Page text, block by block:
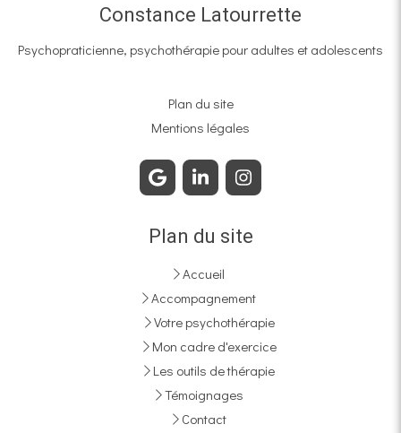
Constance Latourrette
Psychopraticienne, psychothérapie pour adultes et adolescents
Plan du site
Mentions légales
Plan du site
Accueil
Accompagnement
Votre psychothérapie
Mon cadre d'exercice
Les outils de thérapie
Témoignages
Contact